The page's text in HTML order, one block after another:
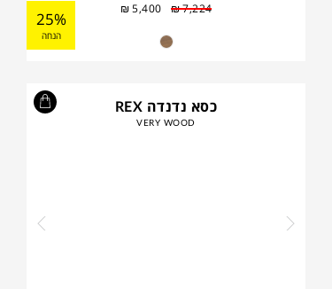
₪7,224
₪5,400
25%
הנחה
כסא נדנדה REX
VERY WOOD